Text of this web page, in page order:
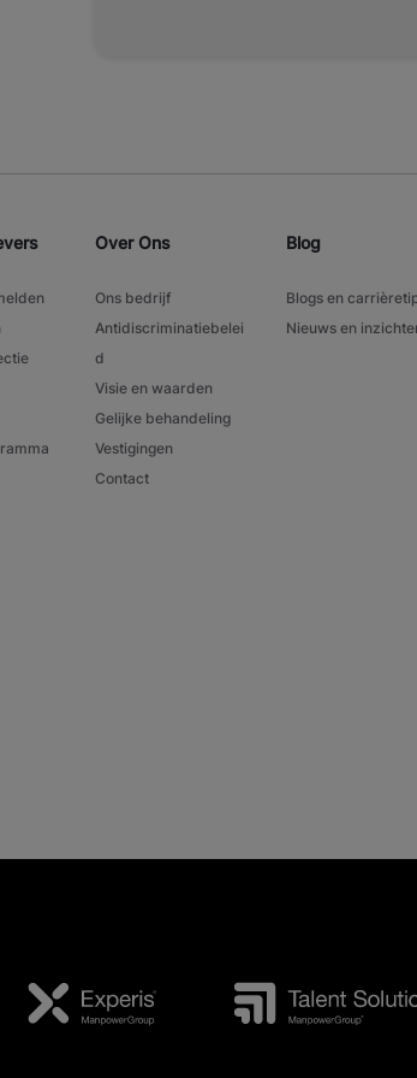
controleert pakketten en
UPS bij goed functioneren ADV-toeslag van 1,55% Reiskostenvergoeding van
doorgroeimogelijkheden naar andere functies
Pensioenopbouw via Manpower Gratis toegang tot Manpower Academy, het e-
Over Ons
Ons bedrijf
Antidiscriminatiebelei
d
Visie en waarden
Gelijke behandeling
Vestigingen
Contact
Blog
Blogs en
Nieuws en